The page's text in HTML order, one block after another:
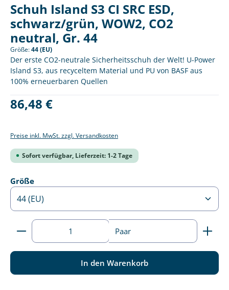
Schuh Island S3 CI SRC ESD,
schwarz/grün, WOW2, CO2
neutral, Gr. 44
Größe:44 (EU)
Der erste CO2-neutrale Sicherheitsschuh der Welt! U-Power
Island S3, aus recyceltem Material und PU von BASF aus
100% erneuerbaren Quellen
Regulärer Preis:
86,48 €
Preise inkl. MwSt. zzgl. Versandkosten
Sofort verfügbar, Lieferzeit: 1-2 Tage
Größeauswählen
Produkt Anzahl: Gib den gewünschten Wert ein
Paar
In den Warenkorb